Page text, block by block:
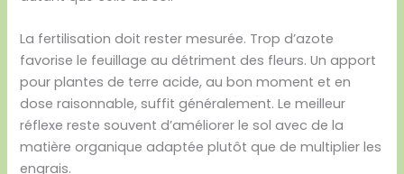
La fertilisation doit rester mesurée. Trop d’azote
favorise le feuillage au détriment des fleurs. Un apport
pour plantes de terre acide, au bon moment et en
dose raisonnable, suffit généralement. Le meilleur
réflexe reste souvent d’améliorer le sol avec de la
matière organique adaptée plutôt que de multiplier les
engrais.